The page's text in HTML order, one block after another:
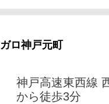
ロ神戸元町
神戸高速東西線
から徒歩3分